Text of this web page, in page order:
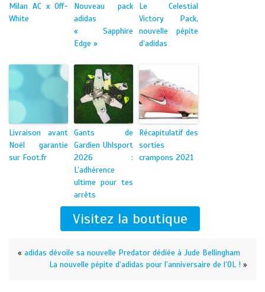
Milan AC x Off-
White
Nouveau pack
adidas
« Sapphire
Edge »
Le Celestial
Victory Pack,
nouvelle pépite
d’adidas
Livraison avant
Noël garantie
sur Foot.fr
Gants de
Gardien Uhlsport
2026 :
L’adhérence
ultime pour tes
arrêts
Récapitulatif des
sorties
crampons 2021
Visitez la boutique
« adidas dévoile sa nouvelle Predator dédiée à Jude Bellingham
La nouvelle pépite d’adidas pour l’anniversaire de l’OL ! »